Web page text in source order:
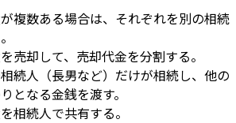
複数ある場合は、それぞれを別の相続
売却して、売却代金を分割する。
続人（長男など）だけが相続し、他の
となる金銭を渡す。
相続人で共有する。